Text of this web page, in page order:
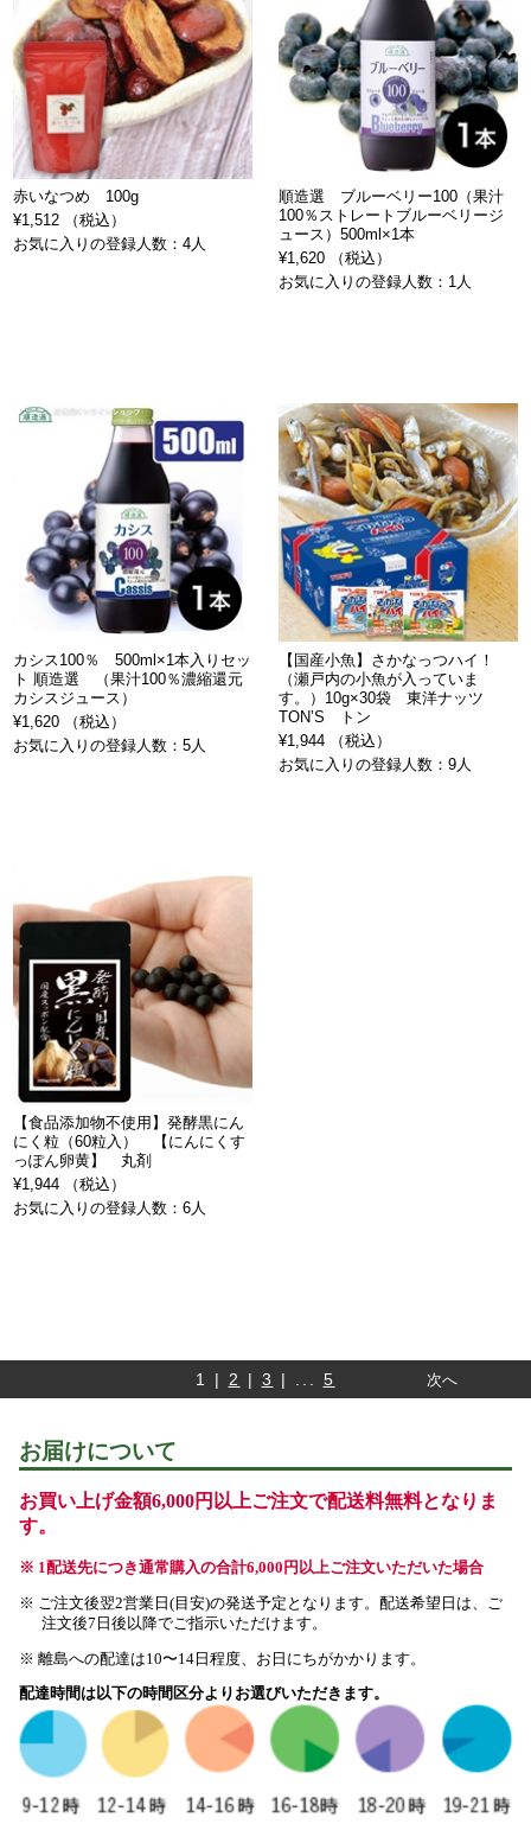
赤いなつめ 100g
¥1,512 （税込）
お気に入りの登録人数：4人
順造選 ブルーベリー100（果汁
100％ストレートブルーベリージ
ュース）500ml×1本
¥1,620 （税込）
お気に入りの登録人数：1人
カシス100％ 500ml×1本入りセッ
ト 順造選 （果汁100％濃縮還元
カシスジュース）
¥1,620 （税込）
お気に入りの登録人数：5人
【国産小魚】さかなっつハイ！
（瀬戸内の小魚が入っていま
す。）10g×30袋 東洋ナッツ
TON’S トン
¥1,944 （税込）
お気に入りの登録人数：9人
【食品添加物不使用】発酵黒にん
にく粒（60粒入） 【にんにくす
っぽん卵黄】 丸剤
¥1,944 （税込）
お気に入りの登録人数：6人
1 | 2 | 3 | ... 5 次へ